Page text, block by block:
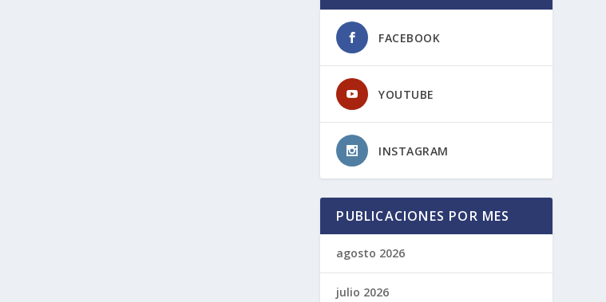
FACEBOOK
YOUTUBE
INSTAGRAM
PUBLICACIONES POR MES
agosto 2026
julio 2026